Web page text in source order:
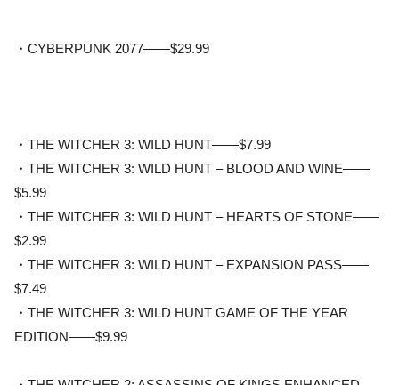
・CYBERPUNK 2077——$29.99
・THE WITCHER 3: WILD HUNT——$7.99
・THE WITCHER 3: WILD HUNT – BLOOD AND WINE——
$5.99
・THE WITCHER 3: WILD HUNT – HEARTS OF STONE——
$2.99
・THE WITCHER 3: WILD HUNT – EXPANSION PASS——
$7.49
・THE WITCHER 3: WILD HUNT GAME OF THE YEAR
EDITION——$9.99